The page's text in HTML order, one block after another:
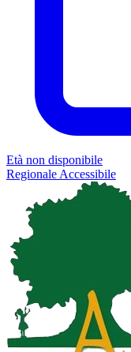
Età non disponibile
Regionale Accessibile